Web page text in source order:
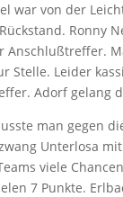
war von der
Ronny
Anschlußtreffer.
Stelle. Leider
Adorf gelang
man gegen
Unterlosa
viele
7 Punkte.